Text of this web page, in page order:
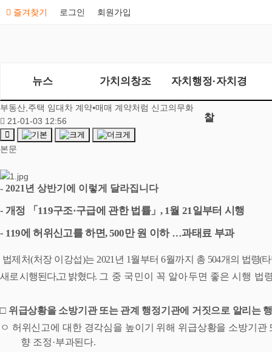
즐겨찾기 로그인 회원가입
뉴스 가치의창조 자치행정·자치경
찰
부동산,주택 임대차 계약⦁매매 계약처럼 신고의무화
21-01-03 12:56
본문
- 2021 년 상반기에 이렇게 달라집니다
- 개정 「 119구조·구급에 관한 법률」, 1월21일부터 시행
- 119에 허위신고를 하면, 500만 원 이하 …과태료 부과
법제처(처장 이강섭)는 2021 년 1월부터6월까지 총 504개의 법령(타
새로 시행된다,고 밝혔다. 그 중 국민이 꼭 알아두면 좋은 시행 법
□ 위급상황을 소방기관 또는 관계 행정기관에 거짓으로 알리는
ㅇ 허위신고에 대한 경각심을 높이기 위해 위급상황을 소방기
향 조정 ·부과된다.